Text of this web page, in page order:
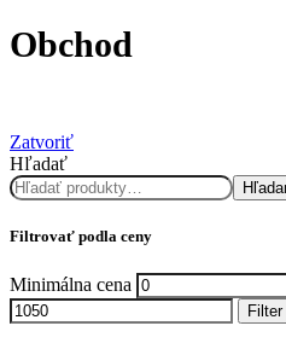
Obchod
Zatvoriť
Hľadať
Filtrovať podla ceny
Minimálna cena
Filter